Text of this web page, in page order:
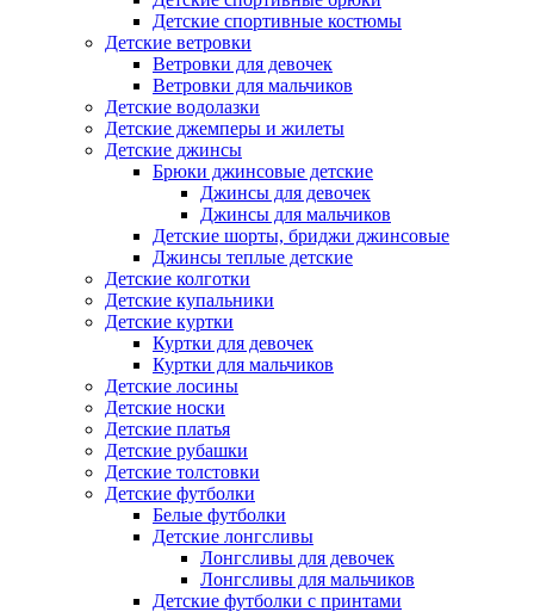
Детские спортивные костюмы
Детские ветровки
Ветровки для девочек
Ветровки для мальчиков
Детские водолазки
Детские джемперы и жилеты
Детские джинсы
Брюки джинсовые детские
Джинсы для девочек
Джинсы для мальчиков
Детские шорты, бриджи джинсовые
Джинсы теплые детские
Детские колготки
Детские купальники
Детские куртки
Куртки для девочек
Куртки для мальчиков
Детские лосины
Детские носки
Детские платья
Детские рубашки
Детские толстовки
Детские футболки
Белые футболки
Детские лонгсливы
Лонгсливы для девочек
Лонгсливы для мальчиков
Детские футболки с принтами